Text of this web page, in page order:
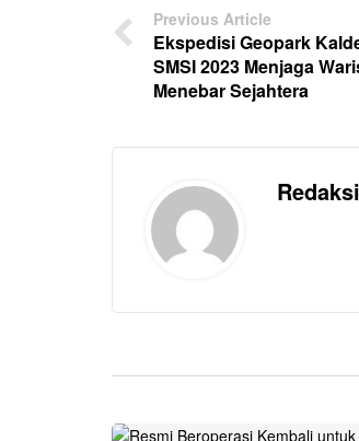
Previous Article
Ekspedisi Geopark
SMSI 2023 Menjaga
Menebar Sejahtera
Redaksi